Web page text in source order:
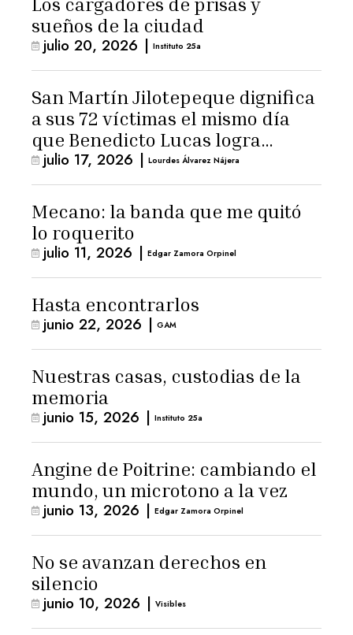
sueños de la ciudad
julio 20, 2026 | Instituto 25a
San Martín Jilotepeque dignifica
a sus 72 víctimas el mismo día
que Benedicto Lucas logra
arresto domiciliario
julio 17, 2026 | Lourdes Álvarez Nájera
Mecano: la banda que me quitó
lo roquerito
julio 11, 2026 | Edgar Zamora Orpinel
Hasta encontrarlos
junio 22, 2026 | GAM
Nuestras casas, custodias de la
memoria
junio 15, 2026 | Instituto 25a
Angine de Poitrine: cambiando el
mundo, un microtono a la vez
junio 13, 2026 | Edgar Zamora Orpinel
No se avanzan derechos en
silencio
junio 10, 2026 | Visibles